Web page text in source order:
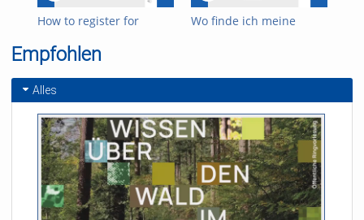
How to register for
Wo finde ich meine
Empfohlen
Alles